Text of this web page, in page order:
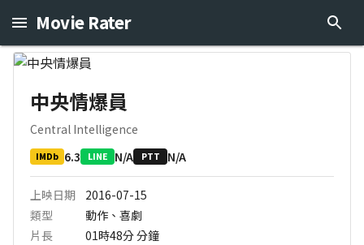
Movie Rater
中央情爆員
Central Intelligence
IMDb 6.3 LINE N/A PTT N/A
上映日期
2016-07-15
類型
動作、喜劇
片長
01時48分分鐘